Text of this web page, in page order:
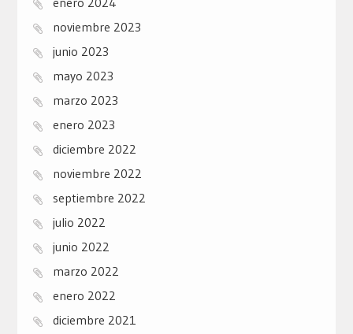
noviembre 2023
junio 2023
mayo 2023
marzo 2023
enero 2023
diciembre 2022
noviembre 2022
septiembre 2022
julio 2022
junio 2022
marzo 2022
enero 2022
diciembre 2021